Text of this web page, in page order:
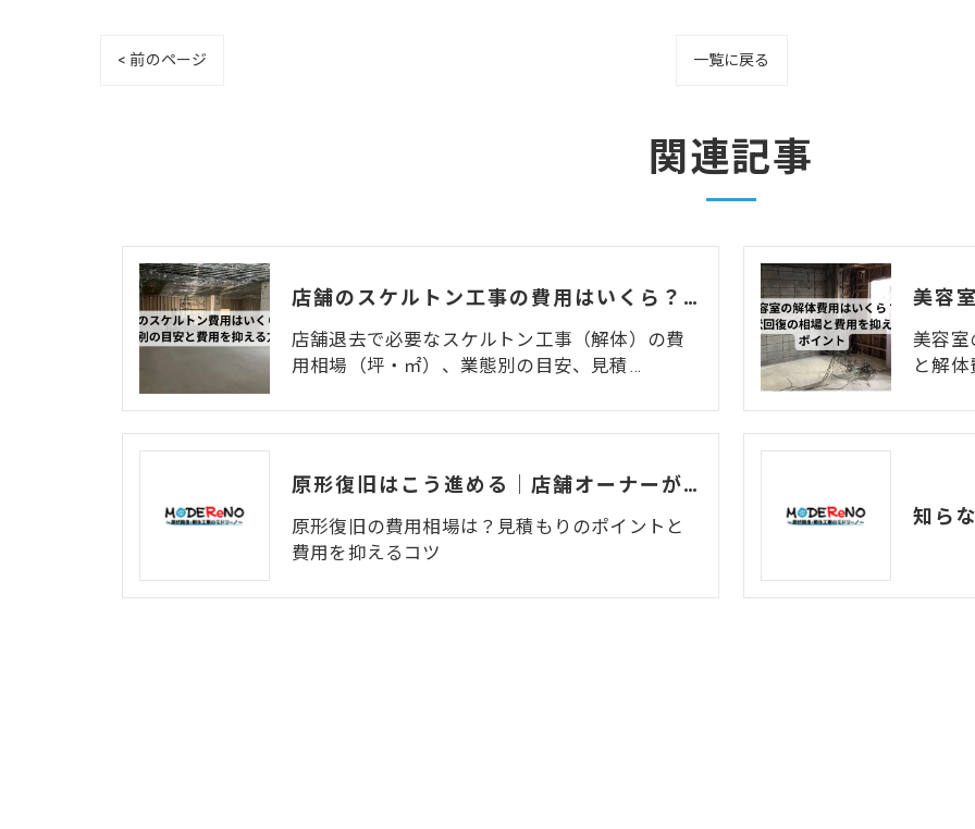
< 前のページ 一覧に戻る
関連記事
店舗のスケルトン工事の費用はいくら？業態別の目安と費用を抑える方法
店舗退去で必要なスケルトン工事（解体）の費
用相場（坪・㎡）、業態別の目安、見積…
美容室
と解体
原形復旧はこう進める｜店舗オーナーが知っておくべき費用の相場と交渉術
原形復旧の費用相場は？見積もりのポイントと
費用を抑えるコツ